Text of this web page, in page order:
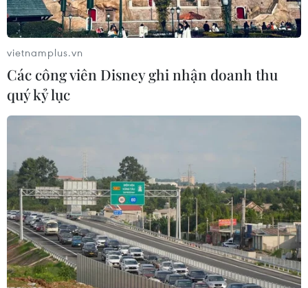
TIN LIÊN QUAN
vietnamplus.vn
Các công viên Disney ghi nhận doanh thu
quý kỷ lục